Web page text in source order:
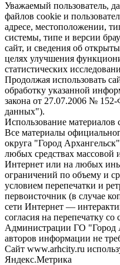
Уважаемый пользователь,
файлов cookie и
адресе, местоположении,
системы, типе и версии
сайт, и сведения об
целях улучшения
статистических
Продолжая использовать
обработку указанной
закона от 27.07.2006 №
данных").
Использование материалов
Все материалы
округа "Город
любых средствах массовой
Интернет или на любых
ограничений по объему и
условием перепечатки и
первоисточник (в случае
сети Интернет —
согласия на перепечатку
Администрации ГО "Город
авторов информации не
Сайт www.arhcity.ru
Яндекс.Метрика